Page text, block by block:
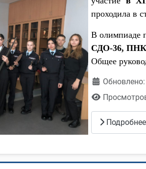
проходила в
В олимпиаде
СДО-36, ПНК-
Общее
Подробнее